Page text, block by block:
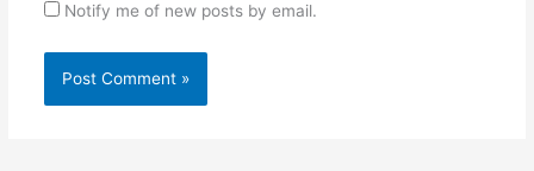
Notify me of new posts by email.